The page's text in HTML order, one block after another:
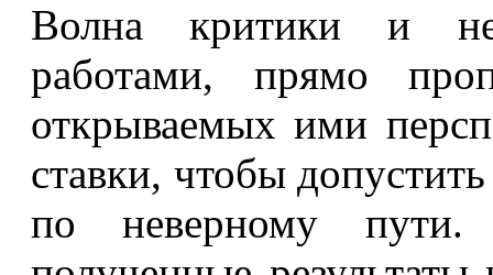
Волна критики и
работами, прямо
открываемых ими
ставки, чтобы
по неверному